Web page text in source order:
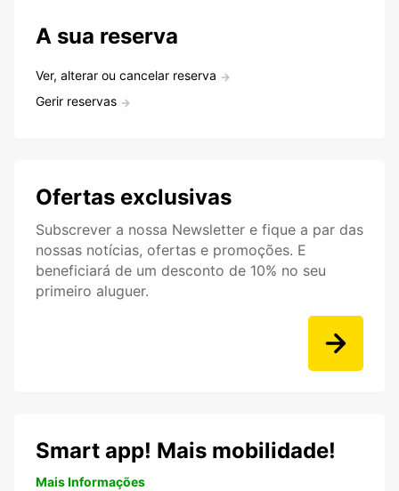
A sua reserva
Ver, alterar ou cancelar reserva
Gerir reservas
Ofertas exclusivas
Subscrever a nossa Newsletter e fique a par das
nossas notícias, ofertas e promoções. E
beneficiará de um desconto de 10% no seu
primeiro aluguer.
Smart app! Mais mobilidade!
Mais Informações